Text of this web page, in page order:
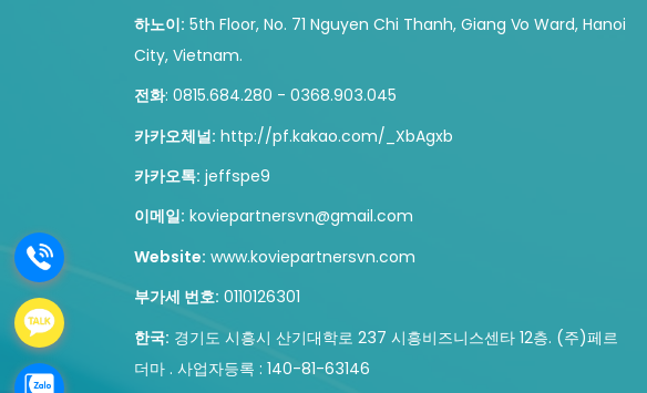
하노이: 5th Floor, No. 71 Nguyen Chi Thanh, Giang Vo Ward, Hanoi
City, Vietnam.
전화: 0815.684.280 - 0368.903.045
카카오체널: http://pf.kakao.com/_XbAgxb
카카오톡: jeffspe9
이메일: koviepartnersvn@gmail.com
Website: www.koviepartnersvn.com
부가세 번호: 0110126301
한국: 경기도 시흥시 산기대학로 237 시흥비즈니스센타 12층. (주)페르
더마 . 사업자등록 : 140-81-63146
.
.
.